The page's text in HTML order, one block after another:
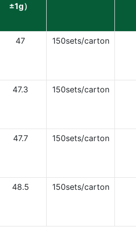
±1g）
47 150sets/carton
47.3 150sets/carton
47.7 150sets/carton
48.5 150sets/carton